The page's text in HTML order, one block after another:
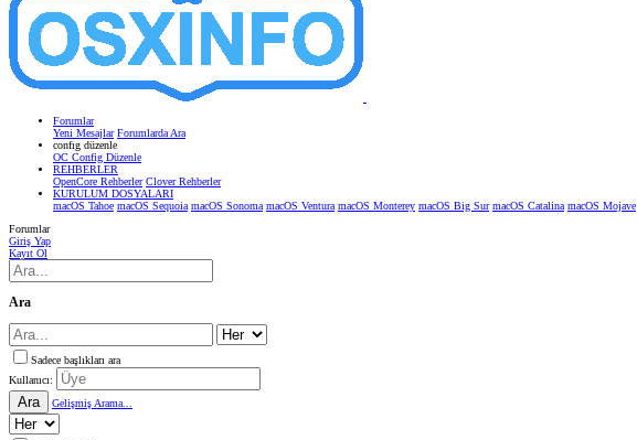
Forumlar
Yeni Mesajlar Forumlarda Ara
confıg düzenle
OC Config Düzenle
REHBERLER
OpenCore Rehberler Clover Rehberler
KURULUM DOSYALARI
macOS Tahoe macOS Sequoia macOS Sonoma macOS Ventura macOS Monterey macOS Big Sur macOS Catalina macOS Mojave
Forumlar
Giriş Yap
Kayıt Ol
Ara
Sadece başlıkları ara
Kullanıcı:
Ara Gelişmiş Arama...